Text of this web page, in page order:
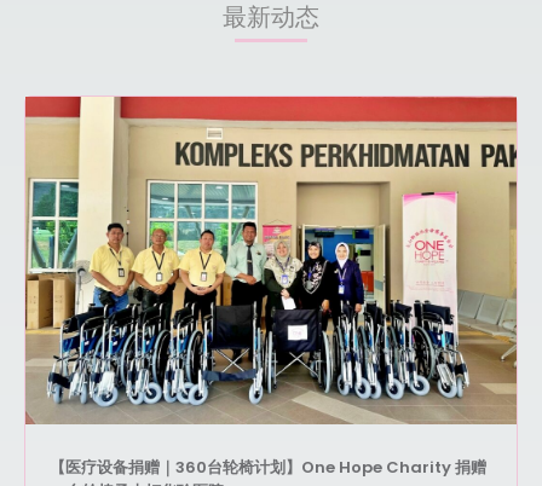
最新动态
【医疗设备捐赠｜360台轮椅计划】One Hope Charity 捐赠